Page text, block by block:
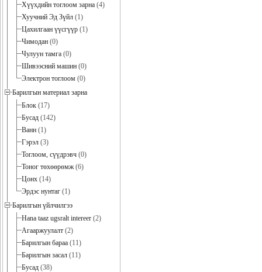
Хүүхдийн тоглоом зарна (4)
Хуучний Эд Зүйл (1)
Цахилгаан үүсгүүр (1)
Чимодан (0)
Чулуун тамга (0)
Шивээсний машин (0)
Электрон тоглоом (0)
Барилгын материал зарна
Блок (17)
Бусад (142)
Ванн (1)
Гэрэл (3)
Тоглоом, сүүдрэвч (0)
Тоног төхөөрөмж(6)
Цонх (14)
Эрдэс нунтаг (1)
Барилгын үйлчилгээ
Hana taaz ugsralt intereer (2)
Агааржуулалт (2)
Барилгын бараа (11)
Барилгын засал (11)
Бусад (38)